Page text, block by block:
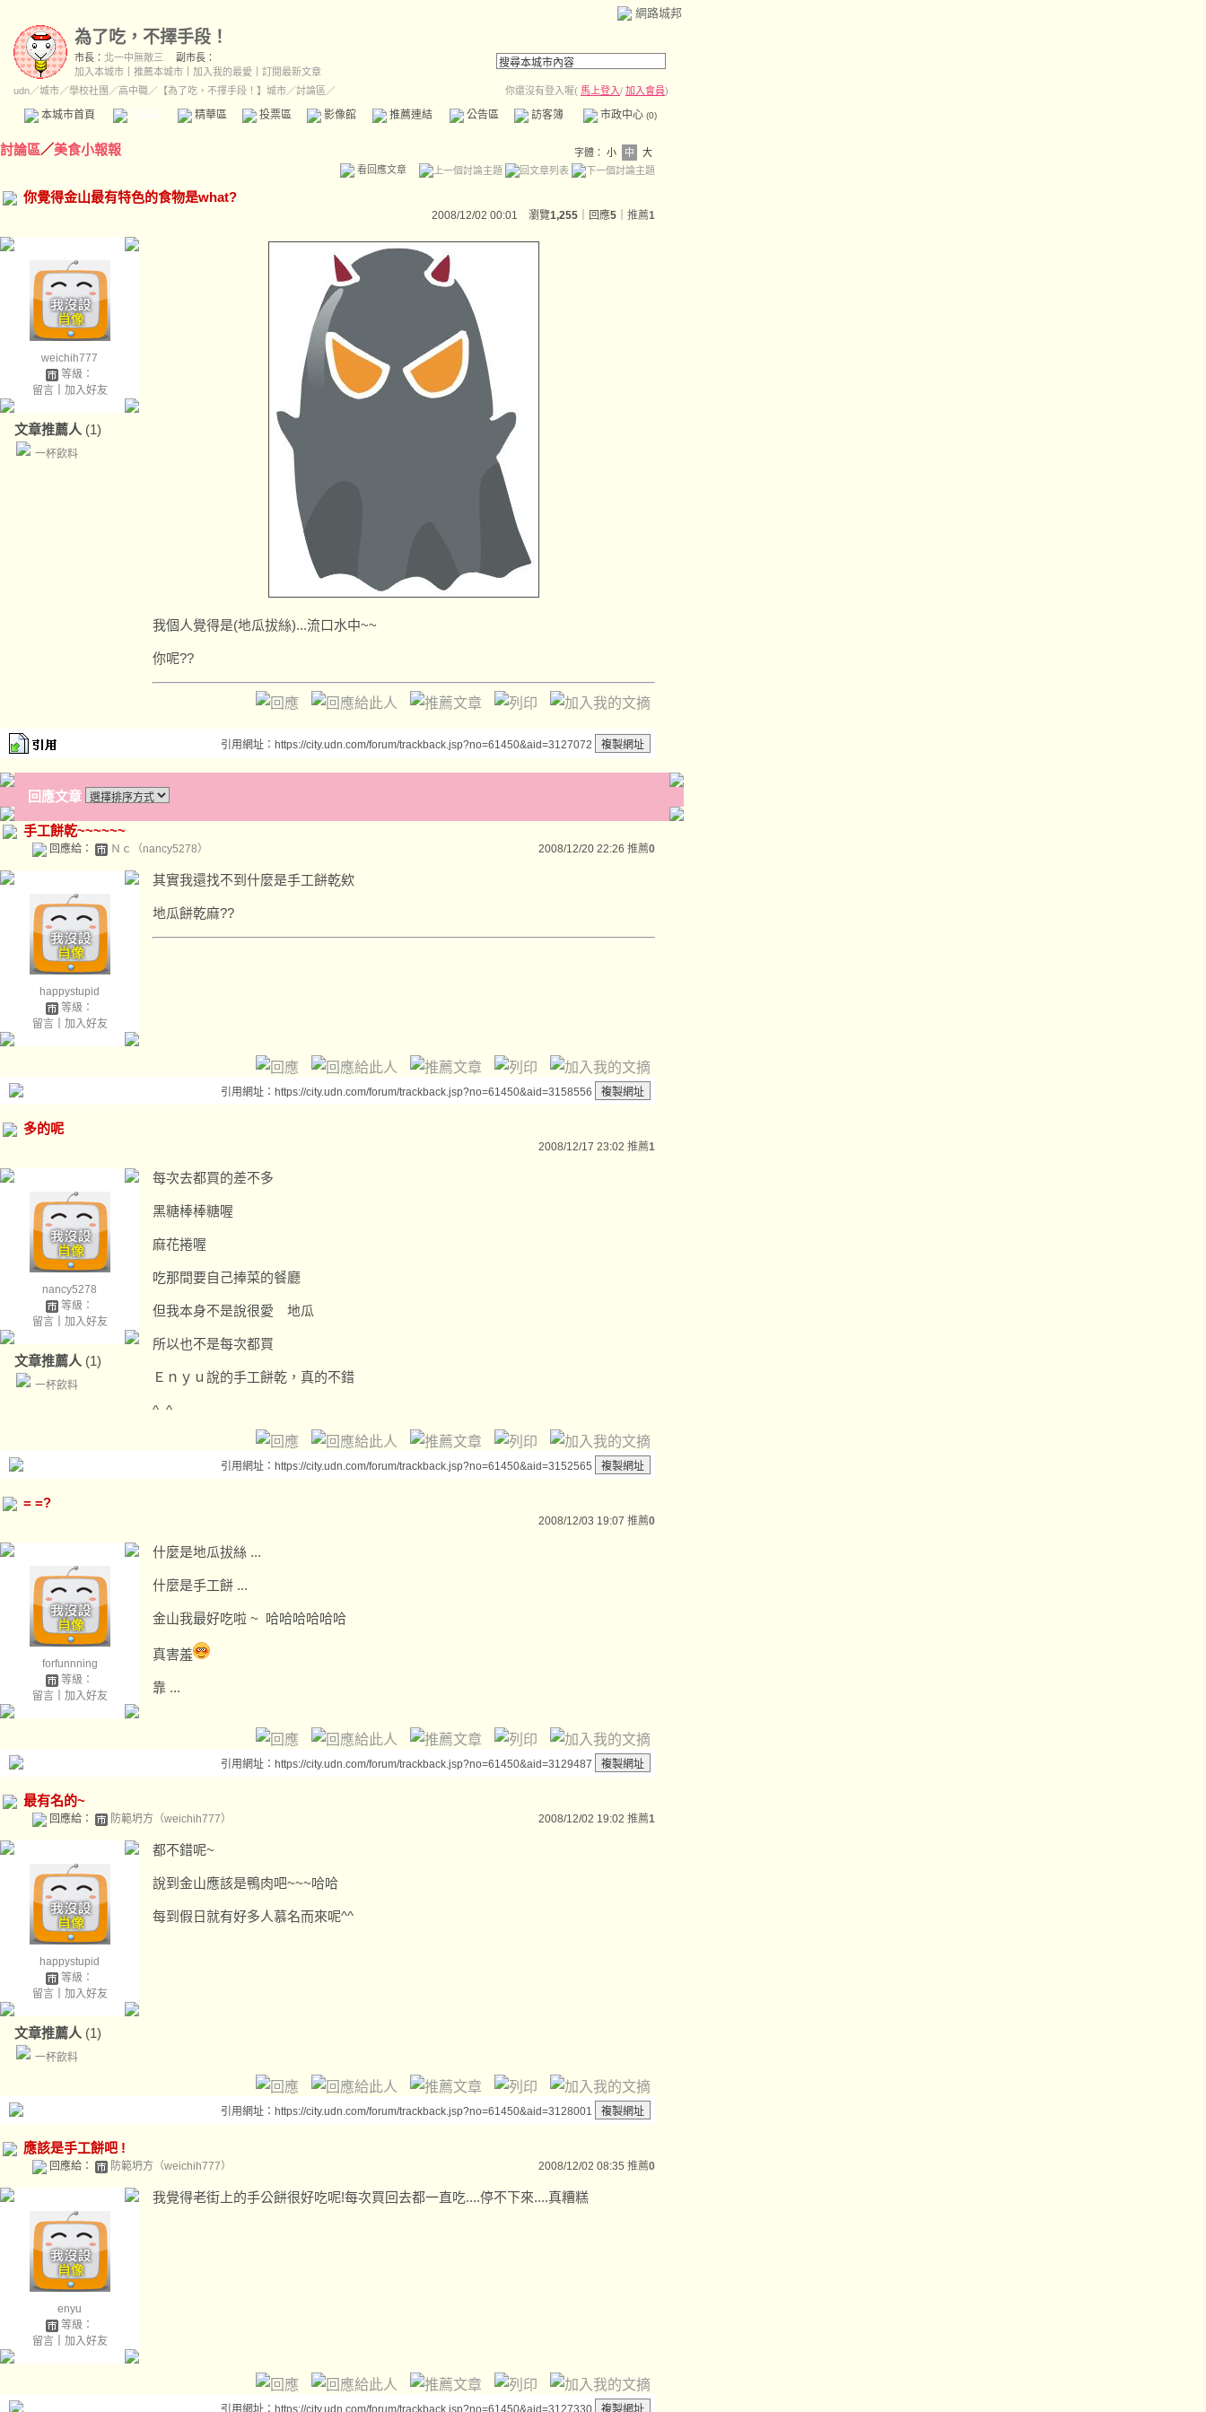
網路城邦
為了吃，不擇手段！
市長： 北一中無敵三
副市長：
加入本城市
推薦本城市 加入我的最愛
訂閱最新文章
udn／城市／學校社團 ／高中職／ 【為了吃，不擇手段！】城市／討論區／ 你還沒有登入喔( 馬上登入/ 加入會員)
本城市首頁 精華區 投票區 影像館 推薦連結 公告區 訪客簿 市政中心 (0)
討論區／美食小報報 字體： 小 中
大
看回應文章
你覺得金山最有特色的食物是what?
2008/12/02 00:01 瀏覽1,255 ｜回應5 推薦1
weichih777
等級：
留言｜ 加入好友
文章推薦人 (1)
一杯飲料
我個人覺得是(地瓜拔絲)...流口水中~~
你呢??
引用網址：https://city.udn.com/forum/trackback.jsp?no=61450&aid=3127072
回應文章
手工餅乾~~~~~~
回應給： Ｎｃ（nancy5278） 2008/12/20 22:26 推薦0
happystupid
等級：
留言｜ 加入好友
其實我還找不到什麼是手工餅乾欸
地瓜餅乾麻??
引用網址：https://city.udn.com/forum/trackback.jsp?no=61450&aid=3158556
多的呢
2008/12/17 23:02 推薦1
nancy5278
等級：
留言｜ 加入好友
文章推薦人 (1)
一杯飲料
每次去都買的差不多
黑糖棒棒糖喔
麻花捲喔
吃那間要自己捧菜的餐廳
但我本身不是說很愛 地瓜
所以也不是每次都買
Ｅｎｙｕ說的手工餅乾，真的不錯
^ ^
引用網址：https://city.udn.com/forum/trackback.jsp?no=61450&aid=3152565
= =?
2008/12/03 19:07 推薦0
forfunnning
等級：
留言｜ 加入好友
什麼是地瓜拔絲 ...
什麼是手工餅 ...
金山我最好吃啦 ~ 哈哈哈哈哈哈
真害羞
靠 ...
引用網址：https://city.udn.com/forum/trackback.jsp?no=61450&aid=3129487
最有名的~
回應給： 防範坍方（weichih777） 2008/12/02 19:02 推薦1
happystupid
等級：
留言｜ 加入好友
文章推薦人 (1)
一杯飲料
都不錯呢~
說到金山應該是鴨肉吧~~~哈哈
每到假日就有好多人慕名而來呢^^
引用網址：https://city.udn.com/forum/trackback.jsp?no=61450&aid=3128001
應該是手工餅吧 !
回應給： 防範坍方（weichih777） 2008/12/02 08:35 推薦0
enyu
等級：
留言｜ 加入好友
我覺得老街上的手公餅很好吃呢!每次買回去都一直吃....停不下來....真糟糕
引用網址：https://city.udn.com/forum/trackback.jsp?no=61450&aid=3127330